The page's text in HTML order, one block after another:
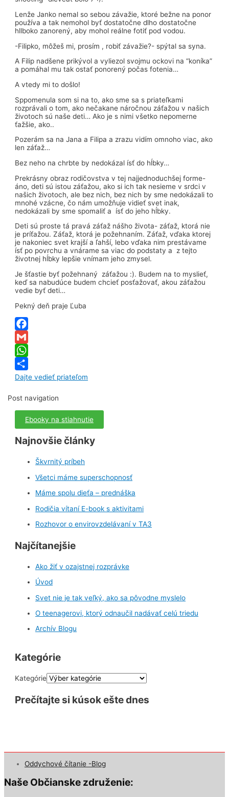
Lenže Janko nemal so sebou závažie, ktoré bežne na ponor
používa a tak nemohol byť dostatočne dlho dostatočne
hllboko zanorený, aby mohol reálne fotiť pod vodou.
-Filipko, môžeš mi, prosím , robiť závažie?- spýtal sa syna.
A Filip nadšene prikývol a vyliezol svojmu ockovi na “koníka”
a pomáhal mu tak ostať ponorený počas fotenia…
A vtedy mi to došlo!
Sppomenula som si na to, ako sme sa s priateľkami
rozprávali o tom, ako nečakane náročnou záťažou v našich
životoch sú naše deti… Ako je s nimi všetko nepomerne
ťažšie, ako..
Pozerám sa na Jana a Filipa a zrazu vidím omnoho viac, ako
len záťaž…
Bez neho na chrbte by nedokázal ísť do hĺbky…
Prekrásny obraz rodičovstva v tej najjednoduchšej forme-
áno, deti sú istou záťažou, ako si ich tak nesieme v srdci v
našich životoch, ale bez nich, bez nich by sme nedokázali to
mnohé vzácne, čo nám umožňuje vidieť svet inak,
nedokázali by sme spomaliť a ísť do jeho hĺbky.
Deti sú proste tá pravá záťaž nášho života- záťaž, ktorá nie
je príťažou. Záťaž, ktorá je požehnaním. Záťaž, vďaka ktorej
je nakoniec svet krajší a ľahší, lebo vďaka nim prestávame
ísť po povrchu a vnárame sa viac do podstaty a z tejto
životnej hĺbky lepšie vnímam jeho zmysel.
Je šťastie byť požehnaný záťažou :). Budem na to myslieť,
keď sa nabudúce budem chcieť posťažovať, akou záťažou
vedie byť deti…
Pekný deň praje Ľuba
Facebook
Gmail
WhatsApp
Dajte vedieť priateľom
Post navigation
Ebooky na stiahnutie
Najnovšie články
Škvrnitý príbeh
Všetci máme superschopnosť
Máme spolu dieťa – prednáška
Rodičia vítaní E-book s aktivitami
Rozhovor o envirovzdelávaní v TA3
Najčítanejšie
Ako žiť v ozajstnej rozprávke
Úvod
Svet nie je tak veľký, ako sa pôvodne myslelo
O teenagerovi, ktorý odnaučil nadávať celú triedu
Archív Blogu
Kategórie
Kategórie
Prečítajte si kúsok ešte dnes
Oddychové čítanie -Blog
Naše Občianske združenie: